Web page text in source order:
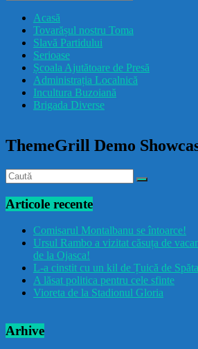
Acasă
Tovarășul nostru Toma
Slavă Partidului
Serioase
Școala Ajutătoare de Presă
Administrația Localnică
Incultura Buzoiană
Brigada Diverse
ThemeGrill Demo
Articole recente
Comisarul Montalbanu se întoarce!
Ursul Rambo a vizitat căsuța de
de la Ojasca!
L-a cinstit cu un kil de Țuică de
A lăsat politica pentru cele sfinte
Vioreta de la Stadionul Gloria
Arhive